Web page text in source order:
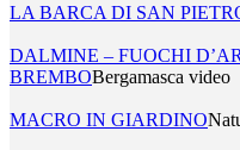
LA BARCA DI SAN
DALMINE – FUOCHI
BREMBOBergamasca video
MACRO IN GIARDINO